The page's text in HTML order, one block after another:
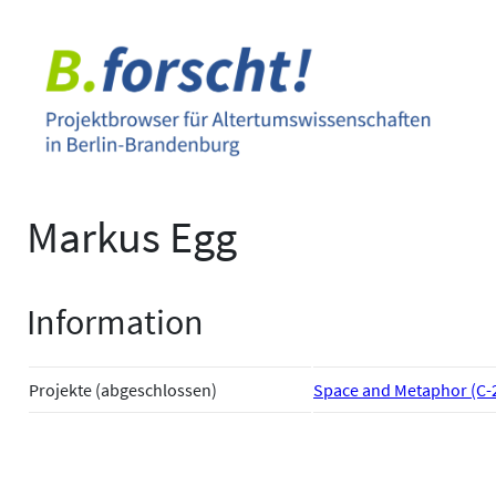
springen
Markus Egg
Information
Projekte (abgeschlossen) Space and Metaphor (C-